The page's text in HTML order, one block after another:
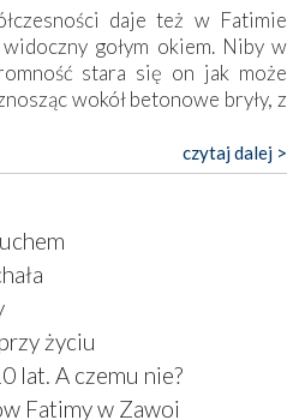
daje też w Fatimie
gołym okiem. Niby w
stara się on jak może
wokół betonowe bryły, z
co wspólnego z żywą,
płaskie, szare bunkry albo
przypomina bardziej
co powiedzieć o ustawionym
wielkim krzyżu, na którym
dziwaczną postać jakby
hieroglifów? W kulturowym
to raczej karykatura niż godny
otoczeniu sanktuarium
czytaj dalej >
życiu
lat. A czemu nie?
Fatimy w Zawoi